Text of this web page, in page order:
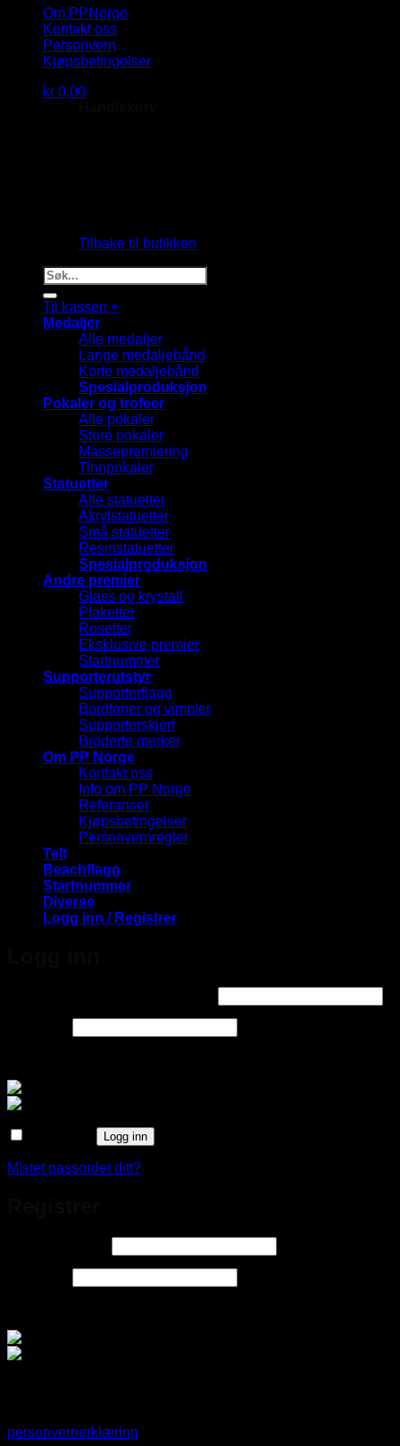
Om PPNorge
Kontakt oss
Personvern
Kjøpsbetingelser
kr 0,00
Tilbake til butikken
Søk
etter:
Til kassen +
Medaljer
Alle medaljer
Lange medaljebånd
Korte medaljebånd
Spesialproduksjon
Pokaler og trofeer
Alle pokaler
Store pokaler
Massepremiering
Tinnpokaler
Statuetter
Alle statuetter
Akrylstatuetter
Små statuetter
Resinstatuetter
Spesialproduksjon
Andre premier
Glass og krystall
Plaketter
Rosetter
Eksklusive premier
Startnummer
Supporterutstyr
Supporterflagg
Bordfaner og vimpler
Supporterskjerf
Broderte merker
Om PP Norge
Kontakt oss
Info om PP Norge
Referanser
Kjøpsbetingelser
Personvernregler
Telt
Beachflagg
Startnummer
Diverse
Logg inn / Registrer
Logg inn
Mistet passordet ditt?
personvernerklæring